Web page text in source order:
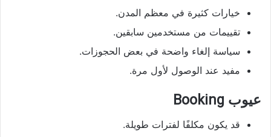
خيارات كثيرة في معظم المدن.
تقييمات من مستخدمين سابقين.
سياسة إلغاء واضحة في بعض الحجوزات.
مفيد عند الوصول لأول مرة.
عيوب Booking
قد يكون مكلفًا لفترات طويلة.